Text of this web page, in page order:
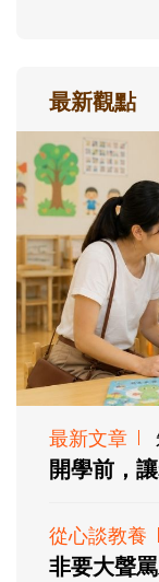
最新觀點
最新文章
開學前，
從心談教養
非要大聲